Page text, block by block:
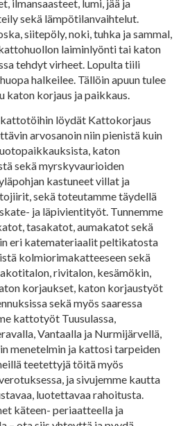
ilmansaasteet, lumi, jää ja
sekä lämpötilanvaihtelut.
siitepöly, noki, tuhka ja sammal,
laiminlyönti tai katon
tehdyt virheet. Lopulta tiili
halkeilee. Tällöin apuun tulee
korjaus ja paikkaus.
löydät Kattokorjaus
arvosanoin niin pienistä kuin
katon
sekä myrskyvaurioiden
kastuneet villat ja
sekä toteutamme täydellä
ja läpivientityöt. Tunnemme
tasakatot, aumakatot sekä
eri katemateriaalit peltikatosta
kolmiorimakatteeseen sekä
rivitalon, kesämökin,
korjaukset, katon korjaustyöt
sekä myös saaressa
kattotyöt Tuusulassa,
Vantaalla ja Nurmijärvellä,
menetelmin ja kattosi tarpeiden
teetettyjä töitä myös
ja sivujemme kautta
luotettavaa rahoitusta.
käteen- periaatteella ja